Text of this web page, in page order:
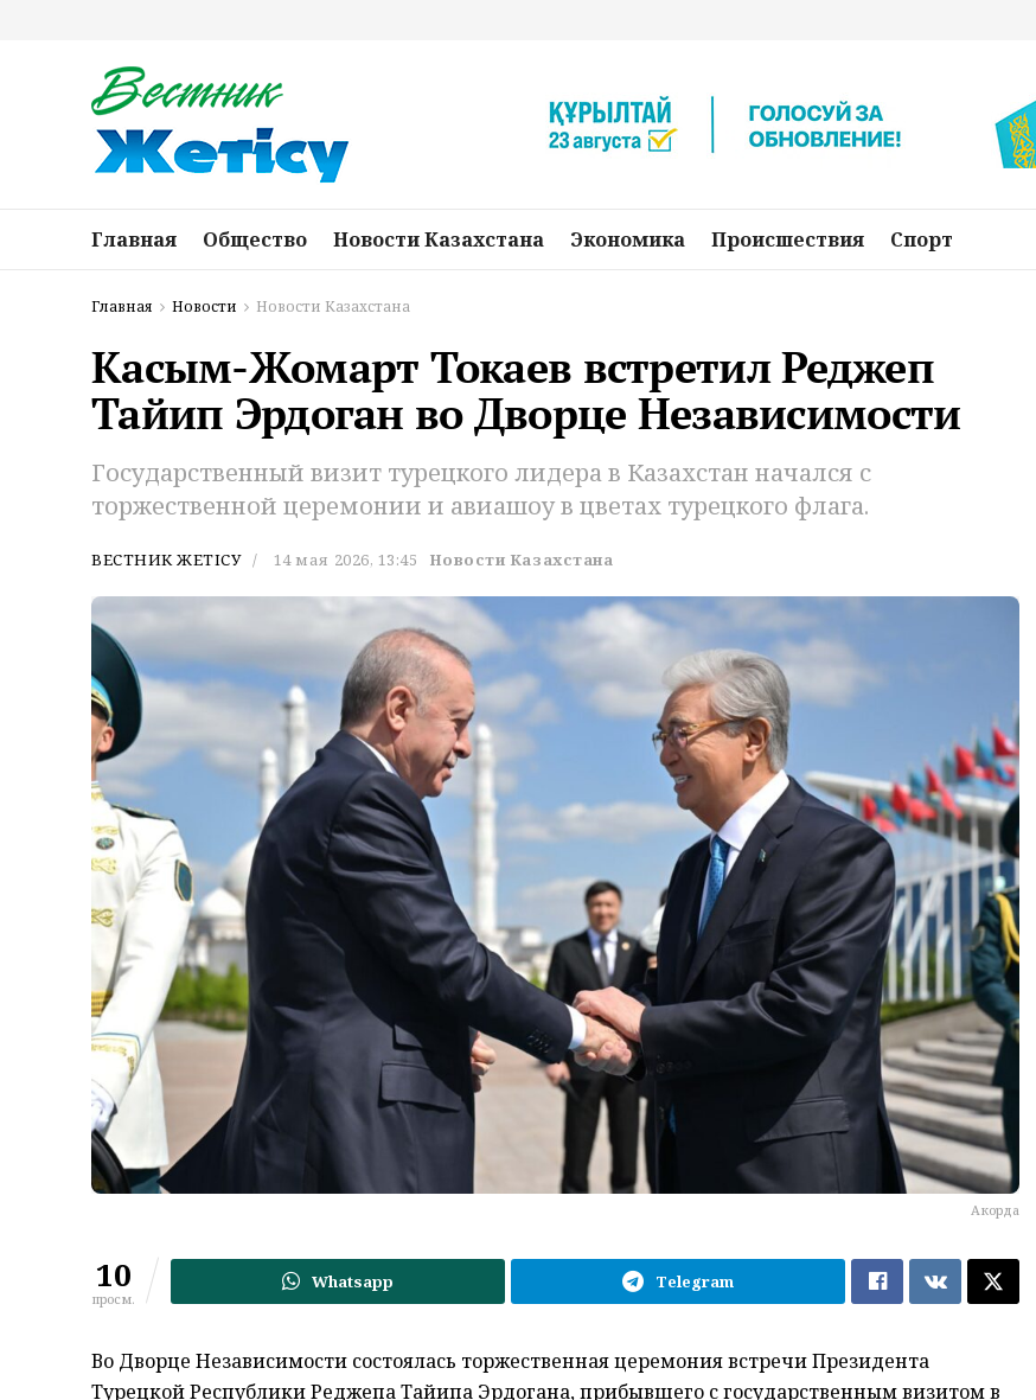
Главная Общество Новости Казахстана Экономика Происшествия Спорт
Главная Новости Новости Казахстана
Касым-Жомарт Токаев встретил Реджеп
Тайип Эрдоган во Дворце Независимости
Государственный визит турецкого лидера в Казахстан начался с
торжественной церемонии и авиашоу в цветах турецкого флага.
ВЕСТНИК ЖЕТІСУ 14 мая 2026, 13:45 Новости Казахстана
Акорда
10
просм.
Whatsapp Telegram
Во Дворце Независимости состоялась торжественная церемония встречи Президента
Турецкой Республики Реджепа Тайипа Эрдогана, прибывшего с государственным визитом в